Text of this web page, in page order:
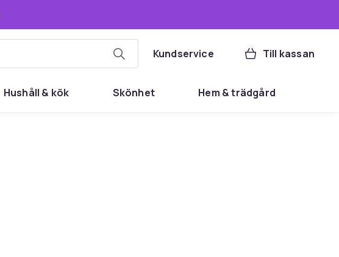
Kundservice Till kassan
Hushåll & kök Skönhet Hem & trädgård